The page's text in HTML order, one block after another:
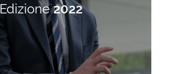
Edizione2022